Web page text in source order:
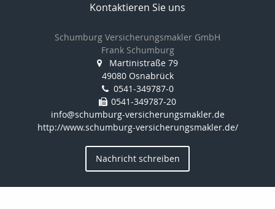
Kontaktieren Sie uns
Schumburg Versicherungsmakler GmbH
Frank Schumburg
Martinistraße 79
49080 Osnabrück
0541-349787-0
0541-349787-20
info@schumburg-versicherungsmakler.de
http://www.schumburg-versicherungsmakler.de/
Nachricht schreiben